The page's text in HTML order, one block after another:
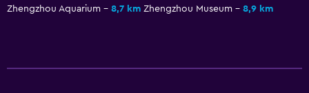
Zhengzhou Aquarium
8,7 km Zhengzhou Museum 8,9 km